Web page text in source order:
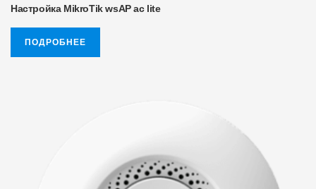
Настройка MikroTik wsAP ac lite
ПОДРОБНЕЕ